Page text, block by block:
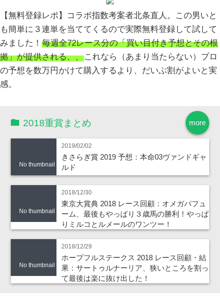
【無料登録レポ】コラボ指数考案者北条直人。この男いと
も簡単に３連単を当ててくるので実際無料登録して試して
みました！ 毎週全72レース分の「買い目付き予想とその根
拠」が提供される、、これなら（あまり当たらない）プロ
の予想を数万円かけて購入するより、だいぶ割がよいと実
感。
more
2018重賞まとめ
No thumbnail
2019/02/02
きさらぎ賞 2019 予想：本命03ヴァンドギャ
ルド
No thumbnail
2018/12/30
東京大賞典 2018 レース回顧：オメガパフュ
ーム、最後もやっぱり３歳馬の勝利！やっぱ
りミルコとルメールのワンツー！
No thumbnail
2018/12/29
ホープフルステークス 2018 レース回顧・結
果：サートゥルナーリア、狭いところを割っ
て最後は楽に抜け出した！